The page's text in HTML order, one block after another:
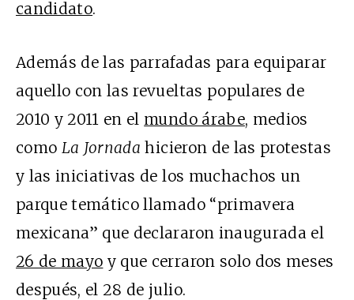
candidato.
Además de las parrafadas para equiparar
aquello con las revueltas populares de
2010 y 2011 en el mundo árabe, medios
como La Jornada hicieron de las protestas
y las iniciativas de los muchachos un
parque temático llamado “primavera
mexicana” que declararon inaugurada el
26 de mayo y que cerraron solo dos meses
después, el 28 de julio.